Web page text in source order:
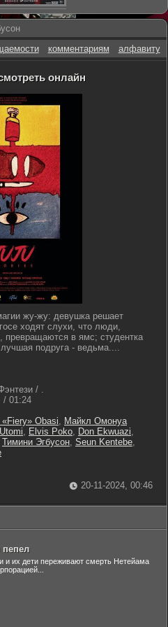
комментариям алфавиту
онлайн
жу-жу: девушка решает
ходят слухи, что люди,
превращаются в ямс; студентка
лучшая подруга - ведьма....
/ .
/ 01:24
Obasi, Майкл Омонуа
, Elvis Poko, Don Ekwuazi,
Тимини Эгбусон, Seun Kentebe,
20-11-2024, 00:46
и их дети переживают смерть Нетейама